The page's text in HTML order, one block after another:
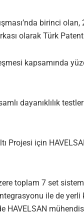
birinci
olarak Türk
kapsamında
dayanıklılık
Projesi için
toplam 7 set
ile de yerli
HAVELSAN